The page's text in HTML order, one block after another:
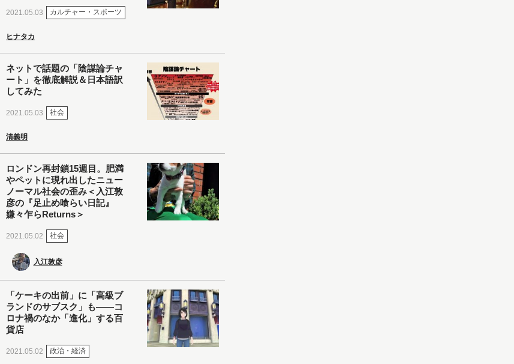
2021.05.03 カルチャー・スポーツ
ヒナタカ
ネットで話題の「陰謀論チャ
ート」を徹底解説＆日本語訳
してみた
2021.05.03 社会
清義明
ロンドン再封鎖15週目。肥満
やペットに現れ出したニュー
ノーマル社会の歪み＜入江敦
彦の『足止め喰らい日記』
嫌々乍らReturns＞
2021.05.02 社会
入江敦彦
「ケーキの出前」に「高級ブ
ランドのサブスク」も――コ
ロナ禍のなか「進化」する百
貨店
2021.05.02 政治・経済